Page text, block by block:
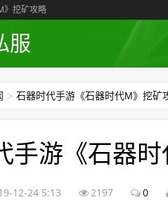
》挖矿攻略
服
> 石器时代手游《石器时代M》挖矿
手游《石器
12-24 5:13 2197 0